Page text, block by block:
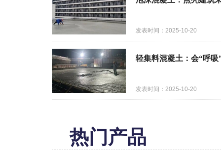
发表时间：2025-10-20
轻集料混凝土：会“呼
发表时间：2025-10-20
热门产品